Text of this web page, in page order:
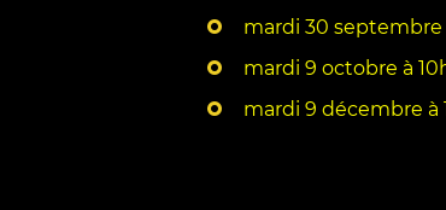
mardi 30 septembre
mardi 9 octobre à
mardi 9 décembre à